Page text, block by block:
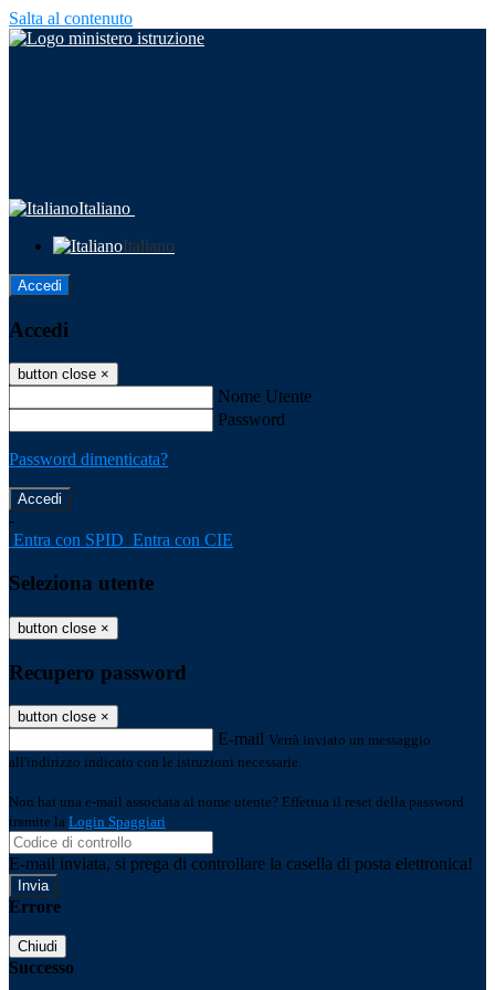
Salta al contenuto
Italiano
Italiano
Accedi
Accedi
button close ×
Nome Utente
Password
Password dimenticata?
-
Entra con SPID Entra con CIE
Seleziona utente
button close ×
Recupero password
button close ×
E-mail Verrà inviato un messaggio
all'indirizzo indicato con le istruzioni necessarie.
Non hai una e-mail associata al nome utente? Effettua il reset della password
tramite la Login Spaggiari
E-mail inviata, si prega di controllare la casella di posta elettronica!
Errore
Chiudi
Successo